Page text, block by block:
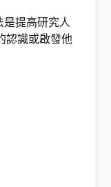
是提高研究人
認識或啟發他